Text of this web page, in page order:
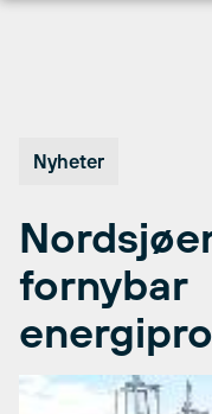
Nyheter
fornybar